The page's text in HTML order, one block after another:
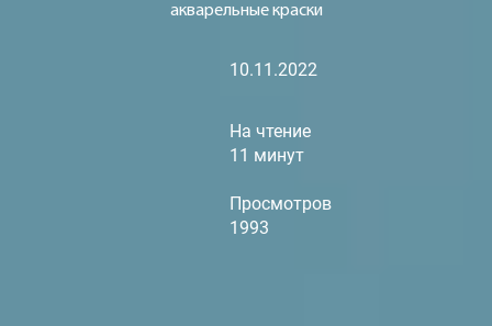
акварельные краски
10.11.2022
На чтение
11 минут
Просмотров
1993